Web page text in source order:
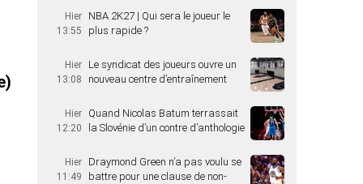
Hier
13:55
NBA 2K27 | Qui sera le joueur le
plus rapide ?
Hier
13:08
Le syndicat des joueurs ouvre un
nouveau centre d’entraînement
Hier
12:20
Quand Nicolas Batum terrassait
la Slovénie d’un contre d’anthologie
Hier
11:49
Draymond Green n’a pas voulu se
battre pour une clause de non-